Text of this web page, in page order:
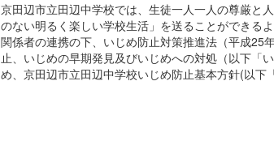
京田辺市立田辺中学校では、生徒一人一人の尊厳と
のない明るく楽しい学校生活」を送ることができる
関係者の連携の下、いじめ防止対策推進法（平成25
止、いじめの早期発見及びいじめへの対処（以下「
め、京田辺市立田辺中学校いじめ防止基本方針(以下